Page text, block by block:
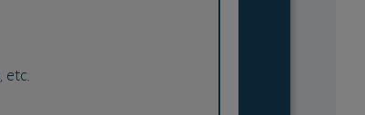
, etc.